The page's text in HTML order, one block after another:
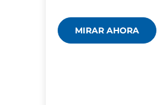
MIRAR AHORA